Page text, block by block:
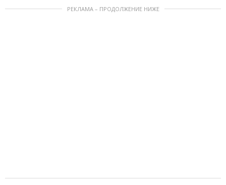
РЕКЛАМА – ПРОДОЛЖЕНИЕ НИЖЕ